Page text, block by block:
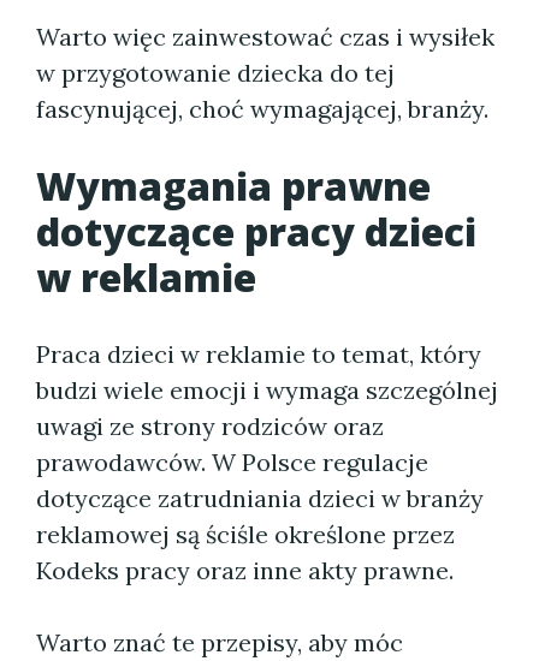
Warto więc zainwestować czas i wysiłek
w przygotowanie dziecka do tej
fascynującej, choć wymagającej, branży.
Wymagania prawne
dotyczące pracy dzieci
w reklamie
Praca dzieci w reklamie to temat, który
budzi wiele emocji i wymaga szczególnej
uwagi ze strony rodziców oraz
prawodawców. W Polsce regulacje
dotyczące zatrudniania dzieci w branży
reklamowej są ściśle określone przez
Kodeks pracy oraz inne akty prawne.
Warto znać te przepisy, aby móc